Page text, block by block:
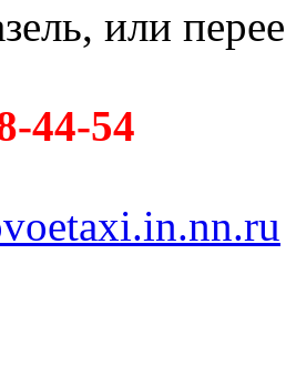
или
44-54